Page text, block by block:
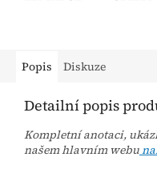
Popis Diskuze
Detailní popis
Kompletní anotaci,
našem hlavním webu